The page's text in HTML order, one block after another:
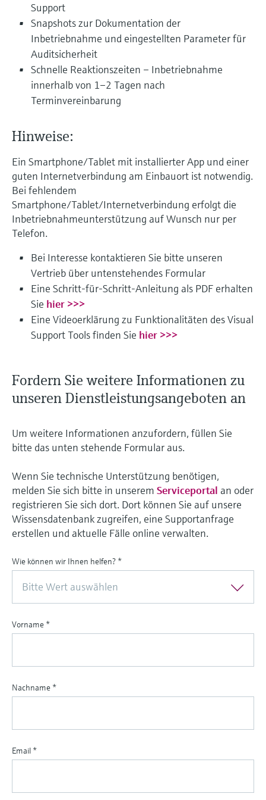
Device Viewer
Produktspezifische Informationen und
Dokumente finden
Ersatzteilsuche
Ersatzteile anhand von Produktwurzel,
Bestellcode oder Seriennummer finden
Füllstandsmessung
Füllstandsmessung Druck
Alle ansehen
Analysatoren für Härte, Eisen,
Aluminium & Chromat
Prozessphotometer
Mikrowellentransmission
Support
Snapshots zur Dokumentation der
Inbetriebnahme und eingestellten Parameter für
Auditsicherheit
Schnelle Reaktionszeiten – Inbetriebnahme
innerhalb von 1–2 Tagen nach
Terminvereinbarung
Hinweise:
Ein Smartphone/Tablet mit installierter App und einer
guten Internetverbindung am Einbauort ist notwendig.
Bei fehlendem
Smartphone/Tablet/Internetverbindung erfolgt die
Inbetriebnahmeunterstützung auf Wunsch nur per
Telefon.
Bei Interesse kontaktieren Sie bitte unseren
Vertrieb über untenstehendes Formular
Eine Schritt-für-Schritt-Anleitung als PDF erhalten
Sie hier >>>
Eine Videoerklärung zu Funktionalitäten des Visual
Support Tools finden Sie hier >>>
Fordern Sie weitere Informationen zu
unseren Dienstleistungsangeboten an
Um weitere Informationen anzufordern, füllen Sie
bitte das unten stehende Formular aus.
Wenn Sie technische Unterstützung benötigen,
melden Sie sich bitte in unserem Serviceportal an oder
registrieren Sie sich dort. Dort können Sie auf unsere
Wissensdatenbank zugreifen, eine Supportanfrage
erstellen und aktuelle Fälle online verwalten.
Wie können wir Ihnen helfen? *
Bitte Wert auswählen
Vorname *
Nachname *
Email *